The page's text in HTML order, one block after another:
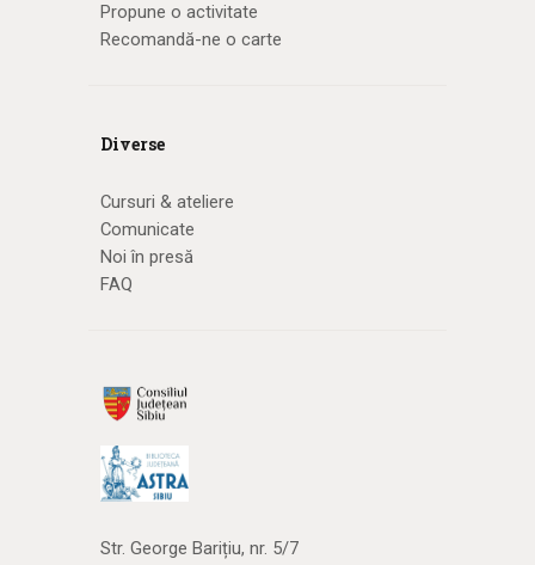
Propune o activitate
Recomandă-ne o carte
Diverse
Cursuri & ateliere
Comunicate
Noi în presă
FAQ
Str. George Barițiu, nr. 5/7